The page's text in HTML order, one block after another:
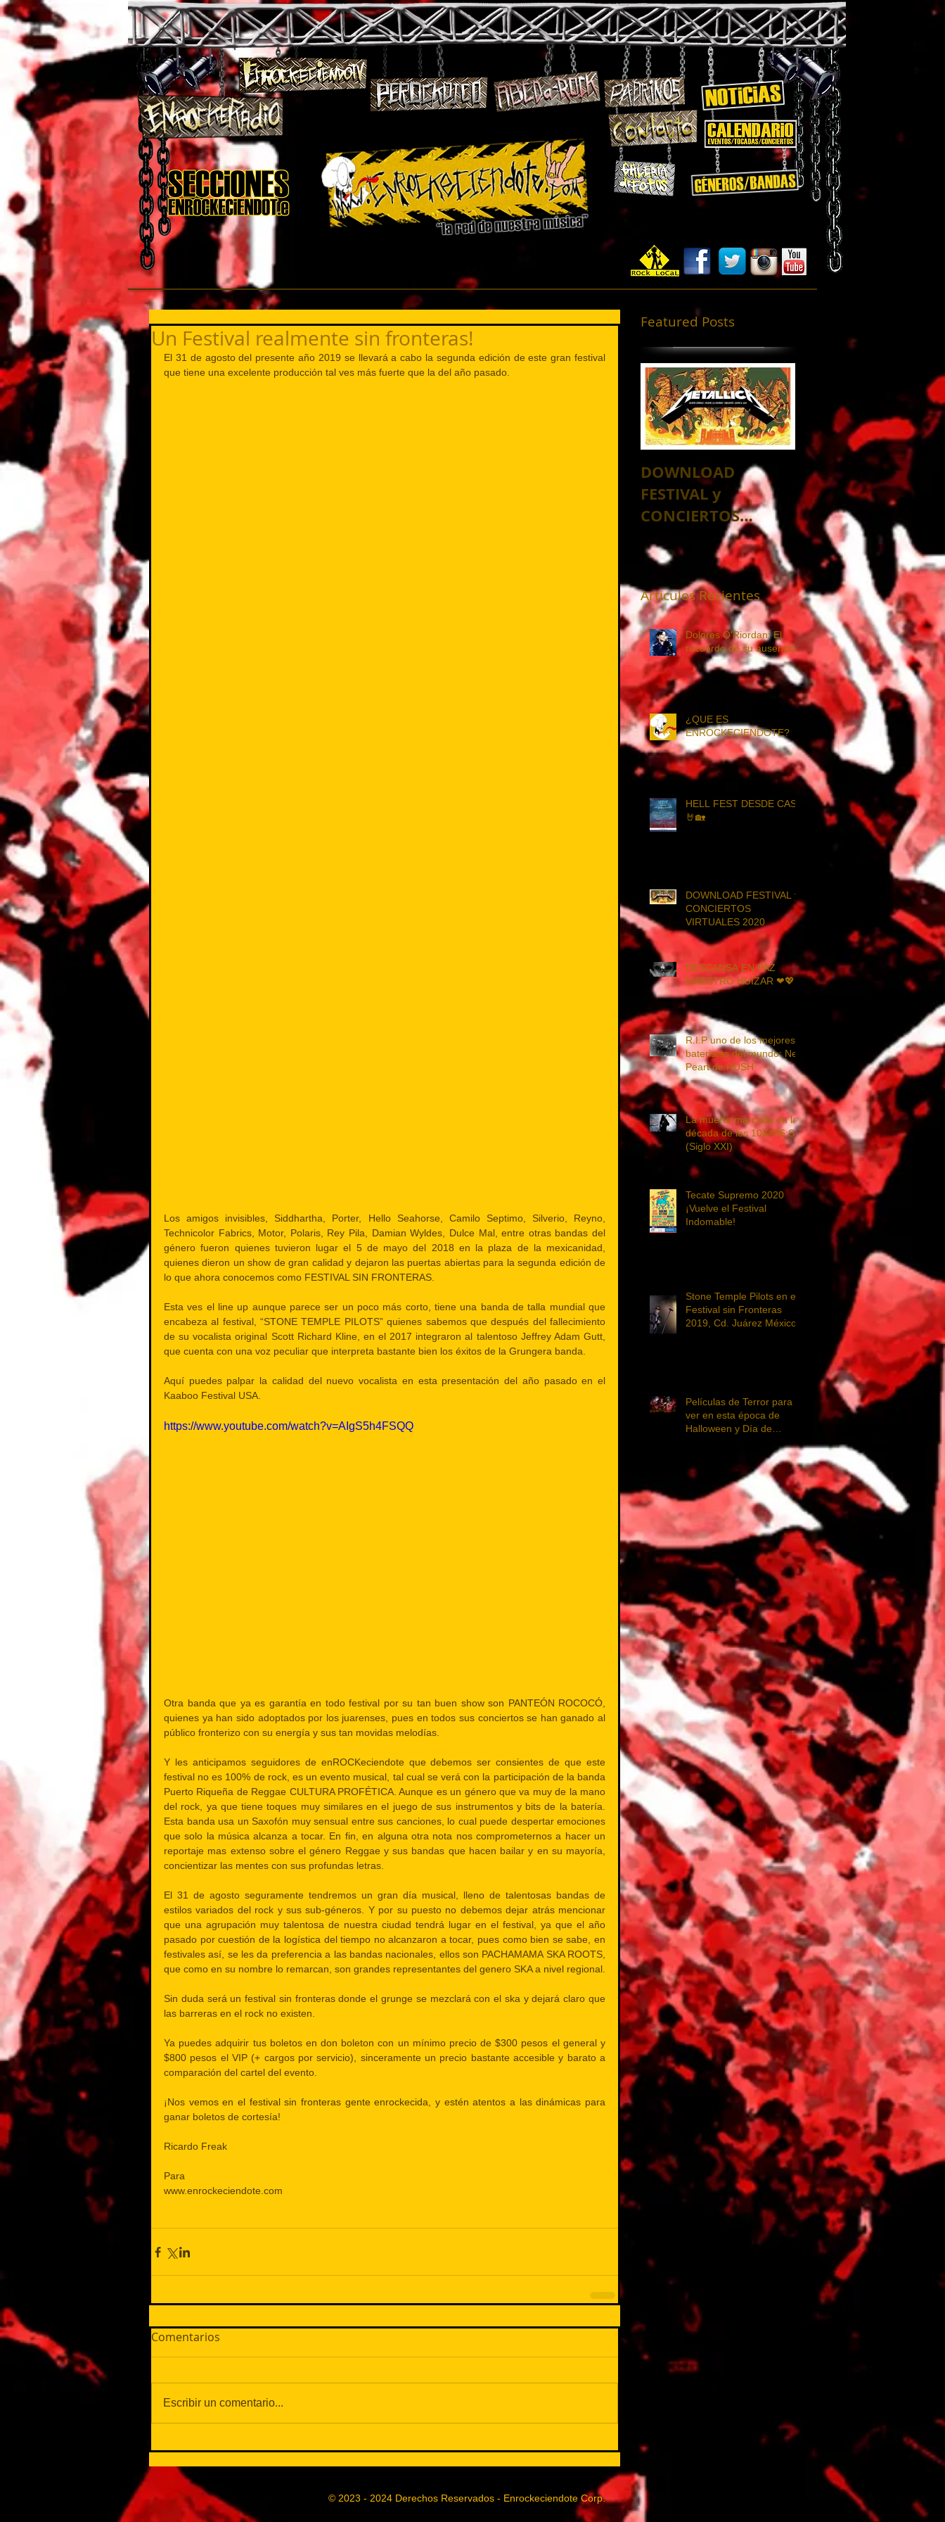
Un Festival realmente sin fronteras!
El 31 de agosto del presente año 2019 se llevará a cabo la segunda edición de este gran festival
que tiene una excelente producción tal ves más fuerte que la del año pasado.
Los amigos invisibles, Siddhartha, Porter, Hello Seahorse, Camilo Septimo, Silverio, Reyno,
Technicolor Fabrics, Motor, Polaris, Rey Pila, Damian Wyldes, Dulce Mal, entre otras bandas del
género fueron quienes tuvieron lugar el 5 de mayo del 2018 en la plaza de la mexicanidad,
quienes dieron un show de gran calidad y dejaron las puertas abiertas para la segunda edición de
lo que ahora conocemos como FESTIVAL SIN FRONTERAS.
Esta ves el line up aunque parece ser un poco más corto, tiene una banda de talla mundial que
encabeza al festival, “STONE TEMPLE PILOTS” quienes sabemos que después del fallecimiento
de su vocalista original Scott Richard Kline, en el 2017 integraron al talentoso Jeffrey Adam Gutt,
que cuenta con una voz peculiar que interpreta bastante bien los éxitos de la Grungera banda.
Aquí puedes palpar la calidad del nuevo vocalista en esta presentación del año pasado en el
Kaaboo Festival USA.
https://www.youtube.com/watch?v=AIgS5h4FSQQ
Otra banda que ya es garantía en todo festival por su tan buen show son PANTEÓN ROCOCÓ,
quienes ya han sido adoptados por los juarenses, pues en todos sus conciertos se han ganado al
público fronterizo con su energía y sus tan movidas melodías.
Y les anticipamos seguidores de enROCKeciendote que debemos ser consientes de que este
festival no es 100% de rock, es un evento musical, tal cual se verá con la participación de la banda
Puerto Riqueña de Reggae CULTURA PROFÉTICA. Aunque es un género que va muy de la mano
del rock, ya que tiene toques muy similares en el juego de sus instrumentos y bits de la batería.
Esta banda usa un Saxofón muy sensual entre sus canciones, lo cual puede despertar emociones
que solo la música alcanza a tocar. En fin, en alguna otra nota nos comprometernos a hacer un
reportaje mas extenso sobre el género Reggae y sus bandas que hacen bailar y en su mayoría,
concientizar las mentes con sus profundas letras.
El 31 de agosto seguramente tendremos un gran día musical, lleno de talentosas bandas de
estilos variados del rock y sus sub-géneros. Y por su puesto no debemos dejar atrás mencionar
que una agrupación muy talentosa de nuestra ciudad tendrá lugar en el festival, ya que el año
pasado por cuestión de la logística del tiempo no alcanzaron a tocar, pues como bien se sabe, en
festivales así, se les da preferencia a las bandas nacionales, ellos son PACHAMAMA SKA ROOTS,
que como en su nombre lo remarcan, son grandes representantes del genero SKA a nivel regional.
Sin duda será un festival sin fronteras donde el grunge se mezclará con el ska y dejará claro que
las barreras en el rock no existen.
Ya puedes adquirir tus boletos en don boleton con un mínimo precio de $300 pesos el general y
$800 pesos el VIP (+ cargos por servicio), sinceramente un precio bastante accesible y barato a
comparación del cartel del evento.
¡Nos vemos en el festival sin fronteras gente enrockecida, y estén atentos a las dinámicas para
ganar boletos de cortesía!
Ricardo Freak
Para
www.enrockeciendote.com
Comentarios
Escribir un comentario...
Featured Posts
DOWNLOAD
FESTIVAL y
CONCIERTOS
VIRTUALES 2020
DESCANSA EN PAZ
MAESTRO HUIZAR
💖
Articulos Recientes
Dolores O'Riordan: El
recuerdo de su ausencia.
¿QUE ES
ENROCKECIENDOTE?
HELL FEST DESDE CASA
🤘🏡
DOWNLOAD FESTIVAL y
CONCIERTOS
VIRTUALES 2020
DESCANSA EN PAZ
MAESTRO HUIZAR ❤💖
R.I.P uno de los mejores
bateristas del mundo: Neil
Peart de RUSH
La muerte marcada en la
década de los 10&#96;S
(Siglo XXI)
Tecate Supremo 2020
¡Vuelve el Festival
Indomable!
Stone Temple Pilots en el
Festival sin Fronteras
2019, Cd. Juárez México
Películas de Terror para
ver en esta época de
Halloween y Día de
© 2023 - 2024 Derechos Reservados - Enrockeciendote Corp.